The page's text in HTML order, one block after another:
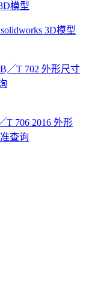
模型
3D模型
702 外形尺寸
706 2016 外形
查询